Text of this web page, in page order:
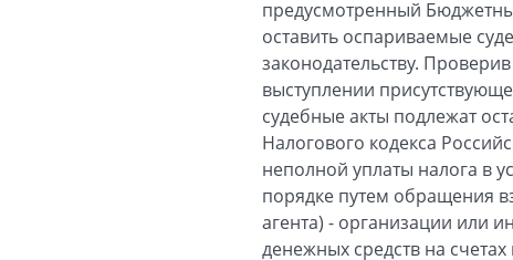
предусмотренный
оставить оспариваемые
законодательству.
выступлении
судебные акты подлежат
Налогового кодекса
неполной уплаты налога в
порядке путем обращения
агента) - организации или
денежных средств на